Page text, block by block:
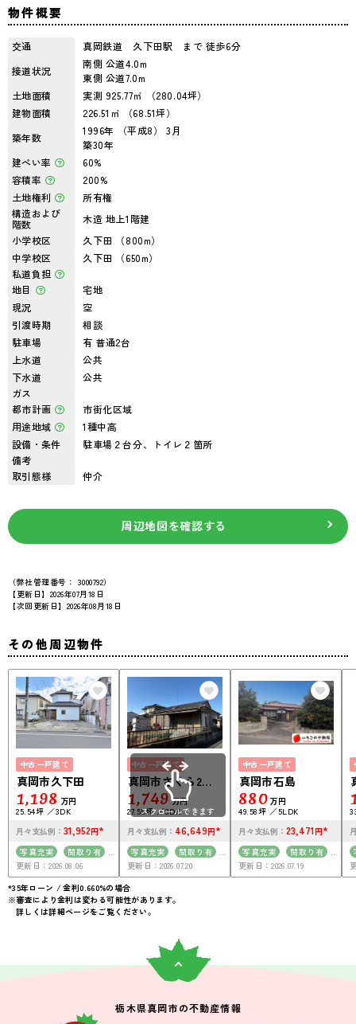
物件概要
交通
真岡鉄道 久下田駅 まで 徒歩6分
接道状況
南側 公道4.0m
東側 公道7.0m
土地面積
実測 925.77㎡ （280.04坪）
建物面積
226.51㎡ （68.51坪）
築年数
1996年 （平成8） 3月
築30年
建ぺい率
60%
容積率
200%
土地権利
所有権
構造および
階数
木造 地上1階建
小学校区
久下田 （800m）
中学校区
久下田 （650m）
私道負担
地目
宅地
現況
空
引渡時期
相談
駐車場
有 普通2台
上水道
公共
下水道
公共
ガス
都市計画
市街化区域
用途地域
1種中高
設備・条件
駐車場２台分、トイレ２箇所
備考
取引態様
仲介
周辺地図を確認する
（弊社管理番号： 3000792）
【更新日】2026年07月18日
【次回更新日】2026年08月18日
その他周辺物件
中古一戸建て
真岡市久下田
1,198 万円
25.54坪
3DK
月々支払例： 31,952円*
写真充実
間取り有
駐車場2台可
50坪以上
接道6ｍ以上
更新日：2026.08.06
中古一戸建て
真岡市さくら2丁
目
1,749万円
27.55坪
3DK
月々支払例： 46,649円*
写真充実
間取り有
南向き
駐車場2台可
更新日：2026.07.20
中古一戸建て
真岡市石島
880 万円
49.58坪
5LDK
月々支払例： 23,471 円*
写真充実
間取り有
南向き
更新日：2026.07.19
スクロールできます
*35年ローン / 金利0.660%の場合
※審査により金利は変わる可能性があります。
詳しくは詳細ページをご覧ください。
栃木県真岡市の不動産情報